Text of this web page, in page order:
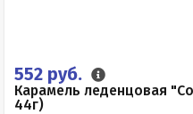
552 руб.
Карамель леденцовая
44г)